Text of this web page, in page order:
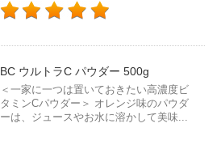
BC ウルトラC パウダー 500g
＜一家に一つは置いておきたい高濃度ビ
タミンCパウダー＞ オレンジ味のパウダ
ーは、ジュースやお水に溶かして美味...